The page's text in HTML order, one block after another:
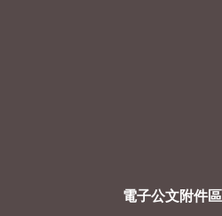
電子公文附件區